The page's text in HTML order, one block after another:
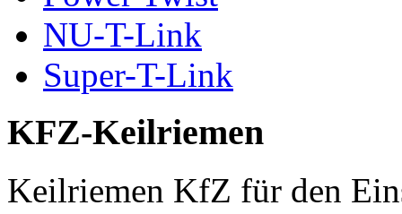
NU-T-Link
Super-T-Link
KFZ-Keilriemen
Keilriemen KfZ für den